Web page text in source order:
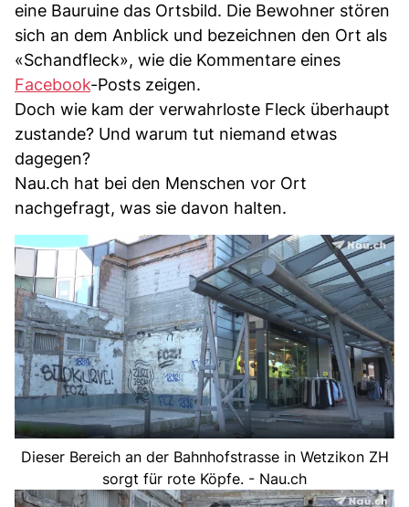
eine Bauruine das Ortsbild. Die Bewohner stören
sich an dem Anblick und bezeichnen den Ort als
«Schandfleck», wie die Kommentare eines
Facebook-Posts zeigen.
Doch wie kam der verwahrloste Fleck überhaupt
zustande? Und warum tut niemand etwas
dagegen?
Nau.ch hat bei den Menschen vor Ort
nachgefragt, was sie davon halten.
Dieser Bereich an der Bahnhofstrasse in Wetzikon ZH
sorgt für rote Köpfe. - Nau.ch